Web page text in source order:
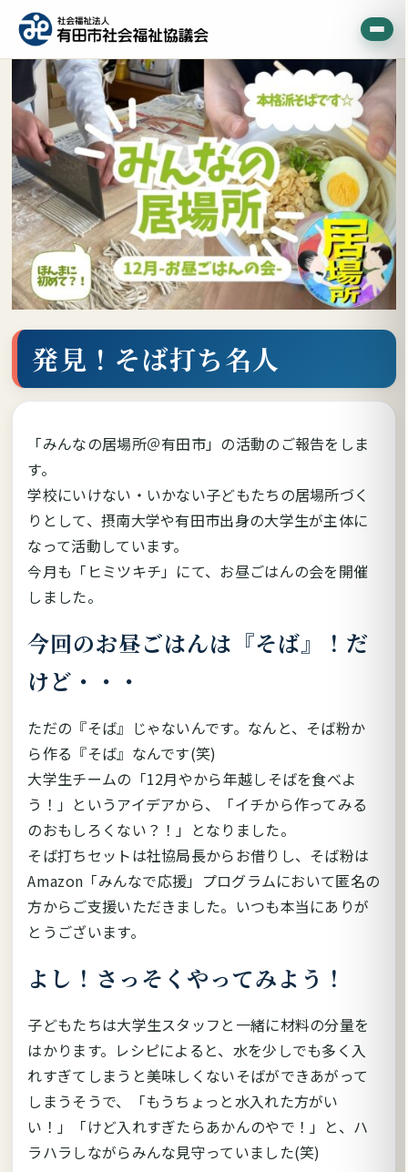
発見！そば打ち名人
「みんなの居場所＠有田市」の活動のご報告をしま
す。
学校にいけない・いかない子どもたちの居場所づく
りとして、摂南大学や有田市出身の大学生が主体に
なって活動しています。
今月も「ヒミツキチ」にて、お昼ごはんの会を開催
しました。
今回のお昼ごはんは『そば』！だ
けど・・・
ただの『そば』じゃないんです。なんと、そば粉か
ら作る『そば』なんです(笑)
大学生チームの「12月やから年越しそばを食べよ
う！」というアイデアから、「イチから作ってみる
のおもしろくない？！」となりました。
そば打ちセットは社協局長からお借りし、そば粉は
Amazon「みんなで応援」プログラムにおいて匿名の
方からご支援いただきました。いつも本当にありが
とうございます。
よし！さっそくやってみよう！
子どもたちは大学生スタッフと一緒に材料の分量を
はかります。レシピによると、水を少しでも多く入
れすぎてしまうと美味しくないそばができあがって
しまうそうで、「もうちょっと水入れた方がい
い！」「けど入れすぎたらあかんのやで！」と、ハ
ラハラしながらみんな見守っていました(笑)